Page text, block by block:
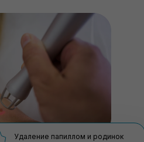
Удаление папиллом и родинок